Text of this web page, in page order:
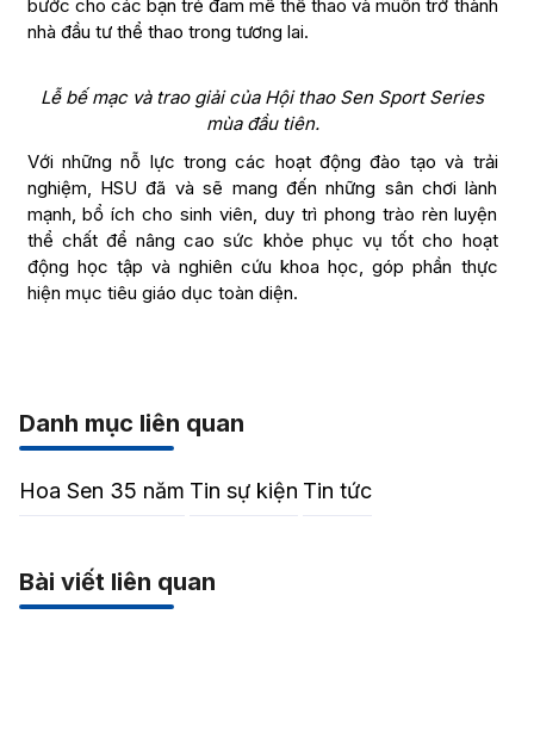
bước cho các bạn trẻ đam mê thể thao và muốn trở thành
nhà đầu tư thể thao trong tương lai.
Lễ bế mạc và trao giải của Hội thao Sen Sport Series
mùa đầu tiên.
Với những nỗ lực trong các hoạt động đào tạo và trải
nghiệm, HSU đã và sẽ mang đến những sân chơi lành
mạnh, bổ ích cho sinh viên, duy trì phong trào rèn luyện
thể chất để nâng cao sức khỏe phục vụ tốt cho hoạt
động học tập và nghiên cứu khoa học, góp phần thực
hiện mục tiêu giáo dục toàn diện.
Danh mục liên quan
Hoa Sen 35 năm Tin sự kiện Tin tức
Bài viết liên quan